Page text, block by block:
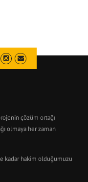
çözüm ortağı
olmaya her zaman
kadar hakim olduğumuzu